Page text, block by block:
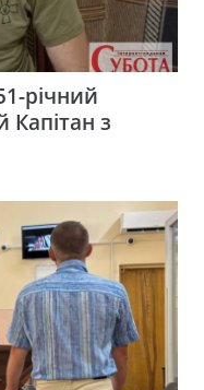
річний
Капітан з